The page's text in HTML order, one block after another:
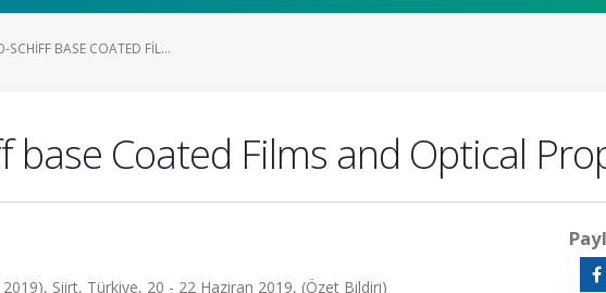
SCHIFF BASE COATED FIL...
base Coated Films and Optical
Siirt, Türkiye, 20 - 22 Haziran 2019, (Özet Bildiri)